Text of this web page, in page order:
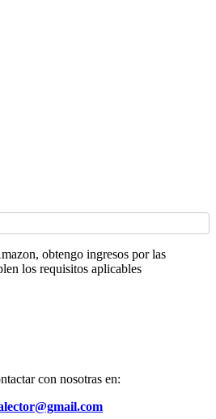
obtengo ingresos por las
los requisitos aplicables
con nosotras en: